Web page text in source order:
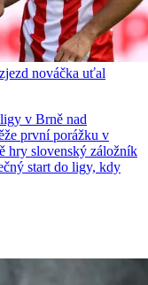
nováčka uťal
v Brně nad
první porážku v
hry slovenský záložník
start do ligy, kdy